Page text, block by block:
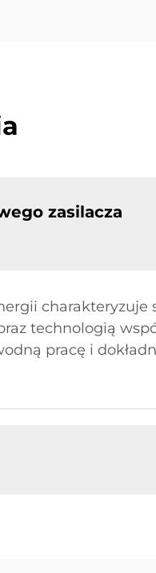
zasilacza
charakteryzuje
technologią
pracę i